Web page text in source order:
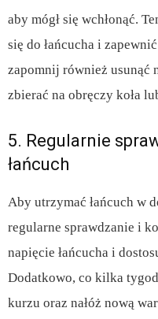
aby mógł się wchłonąć.
się do łańcucha i
zapomnij również usunąć
zbierać na obręczy koła
5. Regularnie
łańcuch
Aby utrzymać łańcuch w
regularne sprawdzanie i
napięcie łańcucha i
Dodatkowo, co kilka
kurzu oraz nałóż nową